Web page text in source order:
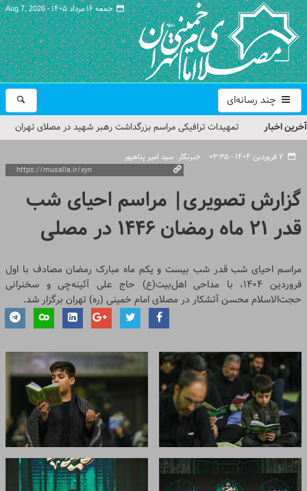
جمعه ۱۶ مرداد ۱۴۰۵ - Aug 7, 2026
چند رسانه‌ای
آخرین اخبار
تمهیدات ترافیکی مراسم بزرگداشت رهبر شهید در مصلای تهران
اعلام شد
حجت‌الاسلام حاج علی‌اکبری؛ خطیب این هفته نماز جمعه تهران
مراسم بزرگداشت امام مجاهد شهید در مصلای تهران از سوی رهبر
معظم انقلاب
گزارش تصویری| مراسم بزرگداشت آقای شهید ایران
خبرنگار: سید امیر پناهپور
گزارش تصویری| مراسم احیای شب
قدر ۲۱ ماه رمضان ۱۴۴۶ در مصلی
مراسم احیای شب قدر شب بیست و یکم ماه مبارک رمضان مصادف با اول
فروردین ۱۴۰۴، با مداحی اهل‌بیت(ع) حاج علی آئینه‌چی و سخنرانی
حجت‌الاسلام محسن آتشکار در مصلای امام خمینی (ره) تهران برگزار شد.